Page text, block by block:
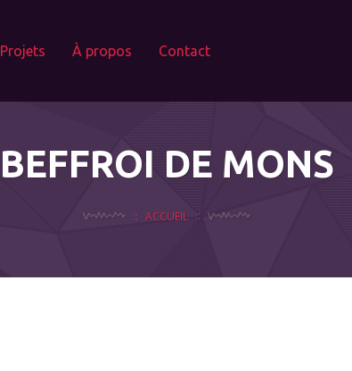
Projets À propos Contact
BEFFROI DE MONS
ACCUEIL